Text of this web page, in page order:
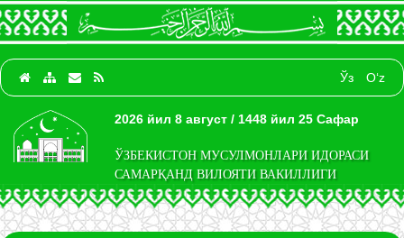
Ўз O‘z
2026 йил 8 август / 1448 йил 25 Сафар
ЎЗБЕКИСТОН МУСУЛМОНЛАРИ ИДОРАСИ
САМАРҚАНД ВИЛОЯТИ ВАКИЛЛИГИ